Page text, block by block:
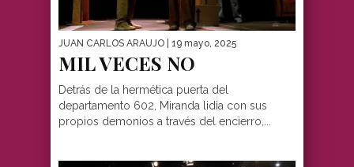
JUAN CARLOS ARAUJO | 19 mayo, 2025
MIL VECES NO
Detrás de la hermética puerta del
departamento 602, Miranda lidia con sus
propios demonios a través del encierro,...